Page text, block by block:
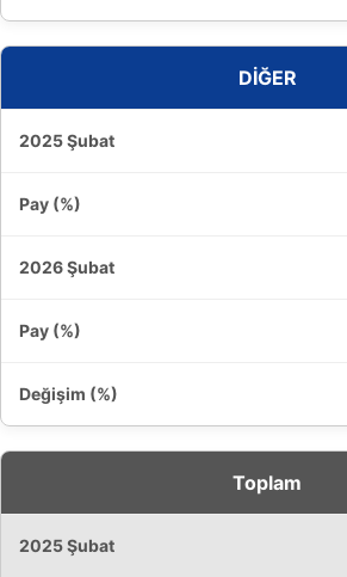
DİĞER
Toplam